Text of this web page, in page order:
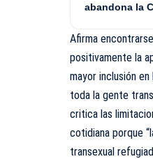
abandona la
Afirma
positivamente la
mayor inclusión
toda la gente
critica las
cotidiana porque
transexual